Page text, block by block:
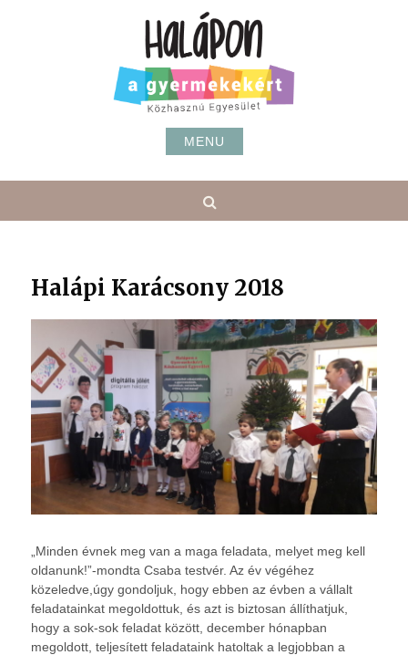
MENU
Halápi Karácsony 2018
„Minden évnek meg van a maga feladata, melyet meg kell
oldanunk!”-mondta Csaba testvér. Az év végéhez
közeledve,úgy gondoljuk, hogy ebben az évben a vállalt
feladatainkat megoldottuk, és azt is biztosan állíthatjuk,
hogy a sok-sok feladat között, december hónapban
megoldott, teljesített feladataink hatoltak a legjobban a